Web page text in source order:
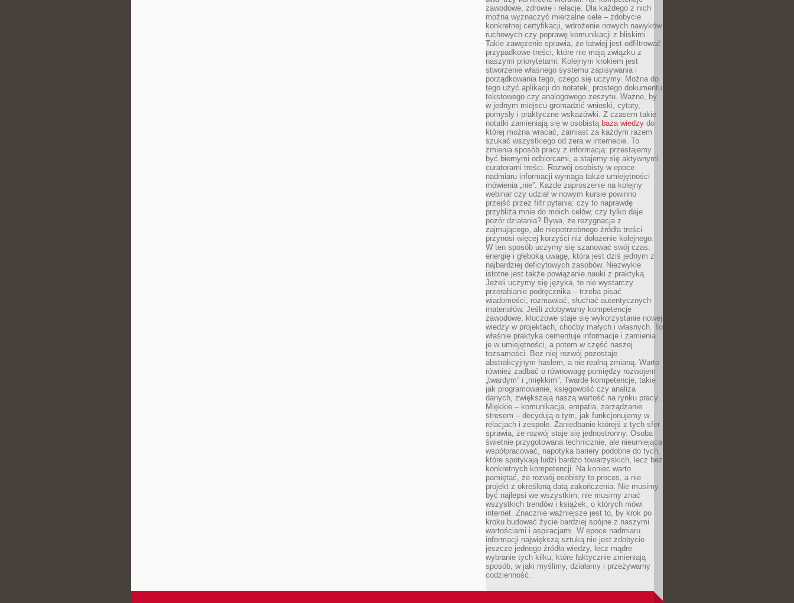
zawodowe, zdrowie i relacje. Dla każdego z nich
można wyznaczyć mierzalne cele – zdobycie
konkretnej certyfikacji, wdrożenie nowych nawyków
ruchowych czy poprawę komunikacji z bliskimi.
Takie zawężenie sprawia, że łatwiej jest odfiltrować
przypadkowe treści, które nie mają związku z
naszymi priorytetami. Kolejnym krokiem jest
stworzenie własnego systemu zapisywania i
porządkowania tego, czego się uczymy. Można do
tego użyć aplikacji do notatek, prostego dokumentu
tekstowego czy analogowego zeszytu. Ważne, by
w jednym miejscu gromadzić wnioski, cytaty,
pomysły i praktyczne wskazówki. Z czasem takie
notatki zamieniają się w osobistą baza wiedzy do
której można wracać, zamiast za każdym razem
szukać wszystkiego od zera w internecie. To
zmienia sposób pracy z informacją: przestajemy
być biernymi odbiorcami, a stajemy się aktywnymi
curatorami treści. Rozwój osobisty w epoce
nadmiaru informacji wymaga także umiejętności
mówienia „nie”. Każde zaproszenie na kolejny
webinar czy udział w nowym kursie powinno
przejść przez filtr pytania: czy to naprawdę
przybliża mnie do moich celów, czy tylko daje
pozór działania? Bywa, że rezygnacja z
zajmującego, ale niepotrzebnego źródła treści
przynosi więcej korzyści niż dołożenie kolejnego.
W ten sposób uczymy się szanować swój czas,
energię i głęboką uwagę, która jest dziś jednym z
najbardziej deficytowych zasobów. Niezwykle
istotne jest także powiązanie nauki z praktyką.
Jeżeli uczymy się języka, to nie wystarczy
przerabianie podręcznika – trzeba pisać
wiadomości, rozmawiać, słuchać autentycznych
materiałów. Jeśli zdobywamy kompetencje
zawodowe, kluczowe staje się wykorzystanie nowej
wiedzy w projektach, choćby małych i własnych. To
właśnie praktyka cementuje informacje i zamienia
je w umiejętności, a potem w część naszej
tożsamości. Bez niej rozwój pozostaje
abstrakcyjnym hasłem, a nie realną zmianą. Warto
również zadbać o równowagę pomiędzy rozwojem
„twardym” i „miękkim”. Twarde kompetencje, takie
jak programowanie, księgowość czy analiza
danych, zwiększają naszą wartość na rynku pracy.
Miękkie – komunikacja, empatia, zarządzanie
stresem – decydują o tym, jak funkcjonujemy w
relacjach i zespole. Zaniedbanie którejś z tych sfer
sprawia, że rozwój staje się jednostronny. Osoba
świetnie przygotowana technicznie, ale nieumiejąca
współpracować, napotyka bariery podobne do tych,
które spotykają ludzi bardzo towarzyskich, lecz bez
konkretnych kompetencji. Na koniec warto
pamiętać, że rozwój osobisty to proces, a nie
projekt z określoną datą zakończenia. Nie musimy
być najlepsi we wszystkim, nie musimy znać
wszystkich trendów i książek, o których mówi
internet. Znacznie ważniejsze jest to, by krok po
kroku budować życie bardziej spójne z naszymi
wartościami i aspiracjami. W epoce nadmiaru
informacji największą sztuką nie jest zdobycie
jeszcze jednego źródła wiedzy, lecz mądre
wybranie tych kilku, które faktycznie zmieniają
sposób, w jaki myślimy, działamy i przeżywamy
codzienność.